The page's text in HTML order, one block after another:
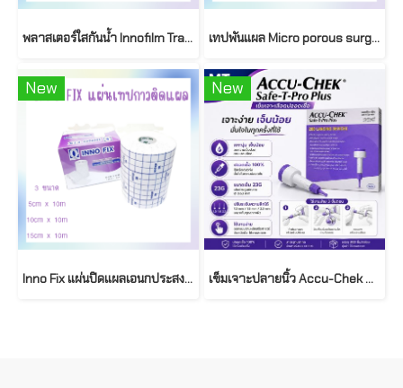
พลาสเตอร์ใสกันน้ำ Innofilm Transparent Dressing (100ชิ้น/กล่อง) เทปพันแผล Micro porous surgical tape (WHITE - PORE) ชนิดเยื่อกระดาษ (12ม้วน/กล่อง)
New
Inno Fix แผ่นปิดแผลเอนกประสงค์ แผ่นเทปกาวติดแผล
New
เข็มเจาะปลายนิ้ว Accu-Chek Safe-T-Pro Plus 200 ชิ้น ปรับความลึกได้ 3 ระดับ ( Single-Use Safety Lancets )